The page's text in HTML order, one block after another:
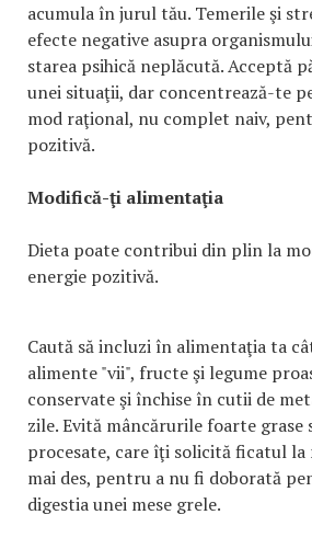
acumula în jurul tău. Temerile şi
efecte negative asupra
starea psihică neplăcută. Acceptă
unei situaţii, dar concentrează-te
mod raţional, nu complet naiv,
pozitivă.
Modifică-ţi alimentaţia
Dieta poate contribui din plin la
energie pozitivă.
Caută să incluzi în alimentaţia ta
alimente "vii", fructe şi legume
conservate şi închise în cutii de
zile. Evită mâncărurile foarte grase
procesate, care îţi solicită ficatul la
mai des, pentru a nu fi doborată
digestia unei mese grele.